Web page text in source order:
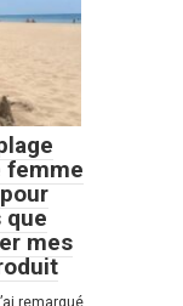
femme
que
mes
remarqué